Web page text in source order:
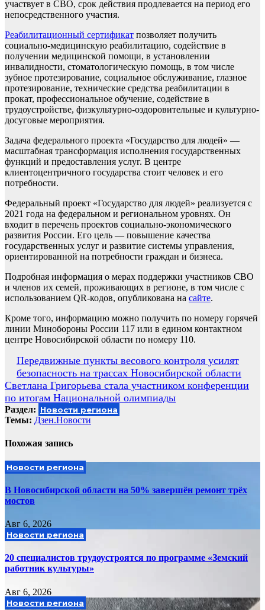
участвует в СВО, срок действия продлевается на период его
непосредственного участия.
Реабилитационный сертификат позволяет получить
социально-медицинскую реабилитацию, содействие в
получении медицинской помощи, в установлении
инвалидности, стоматологическую помощь, в том числе
зубное протезирование, социальное обслуживание, глазное
протезирование, технические средства реабилитации в
прокат, профессиональное обучение, содействие в
трудоустройстве, физкультурно-оздоровительные и культурно-
досуговые мероприятия.
Задача федерального проекта «Государство для людей» —
масштабная трансформация исполнения государственных
функций и предоставления услуг. В центре
клиентоцентричного государства стоит человек и его
потребности.
Федеральный проект «Государство для людей» реализуется с
2021 года на федеральном и региональном уровнях. Он
входит в перечень проектов социально-экономического
развития России. Его цель — повышение качества
государственных услуг и развитие системы управления,
ориентированной на потребности граждан и бизнеса.
Подробная информация о мерах поддержки участников СВО
и членов их семей, проживающих в регионе, в том числе с
использованием QR-кодов, опубликована на сайте.
Кроме того, информацию можно получить по номеру горячей
линии Минобороны России 117 или в едином контактном
центре Новосибирской области по номеру 110.
Навигация
по
записям
Передвижные пункты весового контроля усилят
безопасность на трассах Новосибирской области
Светлана Григорьева стала участником конференции
по итогам Национальной олимпиады
Раздел: Новости региона
Темы: Дзен.Новости
Похожая запись
Новости региона
В Новосибирской области на 50% завершён ремонт трёх
мостов
Авг 6, 2026
Новости региона
20 специалистов трудоустроятся по программе «Земский
работник культуры»
Авг 6, 2026
Новости региона